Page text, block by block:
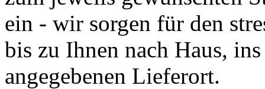
ein - wir sorgen für den
bis zu Ihnen nach Haus,
angegebenen Lieferort.